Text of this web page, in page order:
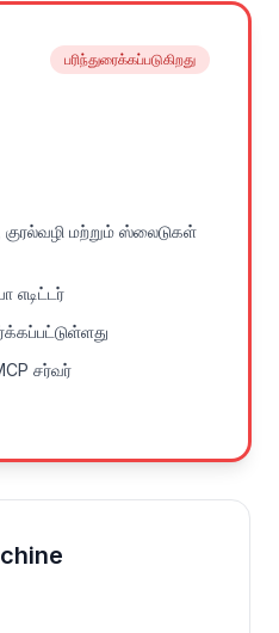
பரிந்துரைக்கப்படுகிறது
குரல்வழி மற்றும் ஸ்லைடுகள்
எடிட்டர்
சர்வர்